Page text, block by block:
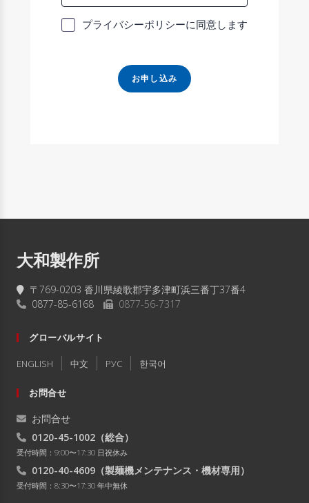
プライバシーポリシーに同意します
お申し込み
大和製作所
〒769-0203 香川県綾歌郡宇多津町浜三番丁37番4
0877-85-6168
0877-56-7317
グローバルサイト
ENGLISH 中文 РУC 한국어
お問合せ
お問合せ
0120-45-1002 （総合）
受付時間：9:00〜17:30 日祝休み
0120-40-4609 （製麺機メンテナンス・機材専用）
受付時間：8:30〜17:30 年中無休